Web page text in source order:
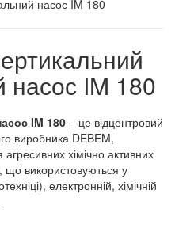
насос IM 180
IM 180– це відцентровий
виробника DEBEM,
хімічно активних
використовуються у
електронній, хімічній